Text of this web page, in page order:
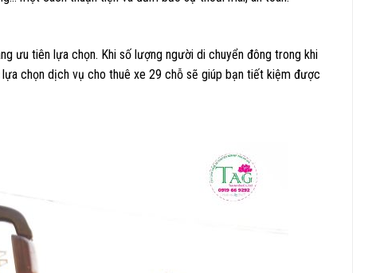
ưu tiên lựa chọn. Khi số lượng người di chuyển đông trong khi
chọn dịch vụ cho thuê xe 29 chỗ sẽ giúp bạn tiết kiệm được